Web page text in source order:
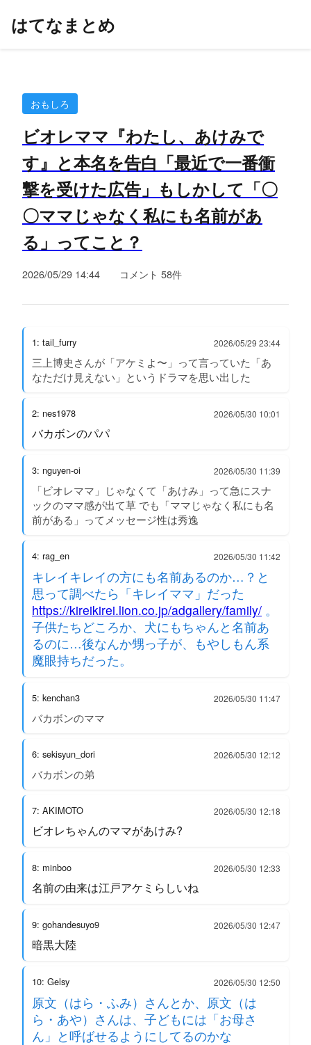
はてなまとめ
おもしろ
ビオレママ『わたし、あけみで
す』と本名を告白「最近で一番衝
撃を受けた広告」もしかして「〇
〇ママじゃなく私にも名前があ
る」ってこと？
2026/05/29 14:44 コメント 58件
1: tail_furry 2026/05/29 23:44
三上博史さんが「アケミよ〜」って言っていた「あ
なただけ見えない」というドラマを思い出した
2: nes1978 2026/05/30 10:01
バカボンのパパ
3: nguyen-oi 2026/05/30 11:39
「ビオレママ」じゃなくて「あけみ」って急にスナ
ックのママ感が出て草 でも「ママじゃなく私にも名
前がある」ってメッセージ性は秀逸
4: rag_en 2026/05/30 11:42
キレイキレイの方にも名前あるのか…？と
思って調べたら「キレイママ」だった
https://kireikirei.lion.co.jp/adgallery/family/ 。
子供たちどころか、犬にもちゃんと名前あ
るのに…後なんか甥っ子が、もやしもん系
魔眼持ちだった。
5: kenchan3 2026/05/30 11:47
バカボンのママ
6: sekisyun_dori 2026/05/30 12:12
バカボンの弟
7: AKIMOTO 2026/05/30 12:18
ビオレちゃんのママがあけみ?
8: minboo 2026/05/30 12:33
名前の由来は江戸アケミらしいね
9: gohandesuyo9 2026/05/30 12:47
暗黒大陸
10: Gelsy 2026/05/30 12:50
原文（はら・ふみ）さんとか、原文（は
ら・あや）さんは、子どもには「お母さ
ん」と呼ばせるようにしてるのかな